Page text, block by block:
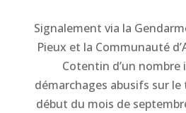
Signalement via la
Pieux et la Communauté
Cotentin d’un
démarchages abusifs sur
début du mois de